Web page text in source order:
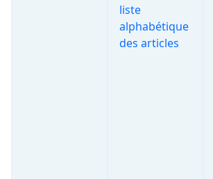
liste
alphabétique
des articles